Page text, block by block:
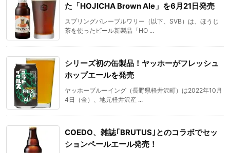
た「HOJICHA Brown Ale」を6月21日発売
スプリングバレーブルワリー（以下、SVB）は、ほうじ
茶を使ったビール新製品「HO ...
シリーズ初の缶製品！ヤッホーがフレッシュ
ホップエールを発売
ヤッホーブルーイング（長野県軽井沢町）は2022年10月
4日（金）、地元軽井沢産 ...
COEDO、雑誌｢BRUTUS｣とのコラボでセッ
ションペールエール発売！